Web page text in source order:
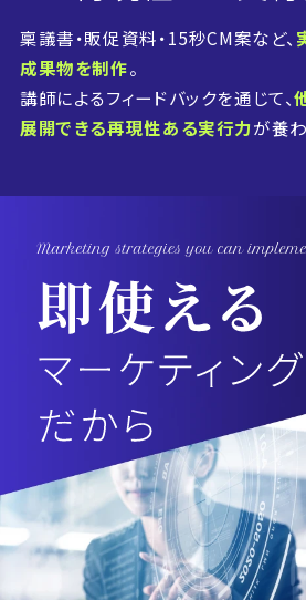
稟議書・販促資料・15秒CM案など、
成果物を制作。
講師によるフィードバックを通じて、
展開できる再現性ある実行力が養